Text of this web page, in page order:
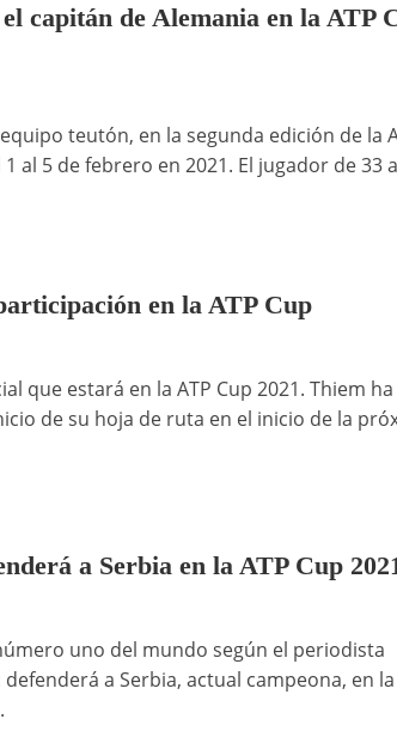
capitán de Alemania en la ATP
teutón, en la segunda edición de la
al 5 de febrero en 2021. El jugador de 33
en la ATP Cup
que estará en la ATP Cup 2021. Thiem ha
de su hoja de ruta en el inicio de la
a Serbia en la ATP Cup
uno del mundo según el periodista
a Serbia, actual campeona, en la